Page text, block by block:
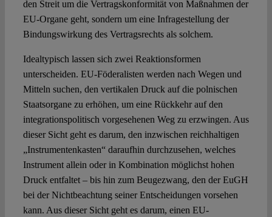
den Streit um die Vertragskonformität von Maßnahmen der
EU-Organe geht, sondern um eine Infragestellung der
Bindungswirkung des Vertragsrechts als solchem.
Idealtypisch lassen sich zwei Reaktionsformen
unterscheiden. EU-Föderalisten werden nach Wegen und
Mitteln suchen, den vertikalen Druck auf die polnischen
Staatsorgane zu erhöhen, um eine Rückkehr auf den
integrationspolitisch vorgesehenen Weg zu erzwingen. Aus
dieser Sicht geht es darum, den inzwischen reichhaltigen
„Instrumentenkasten“ daraufhin durchzusehen, welches
Instrument allein oder in Kombination möglichst hohen
Druck entfaltet – bis hin zum Beugezwang, den der EuGH
bei der Nichtbeachtung seiner Entscheidungen vorsehen
kann. Aus dieser Sicht geht es darum, einen EU-